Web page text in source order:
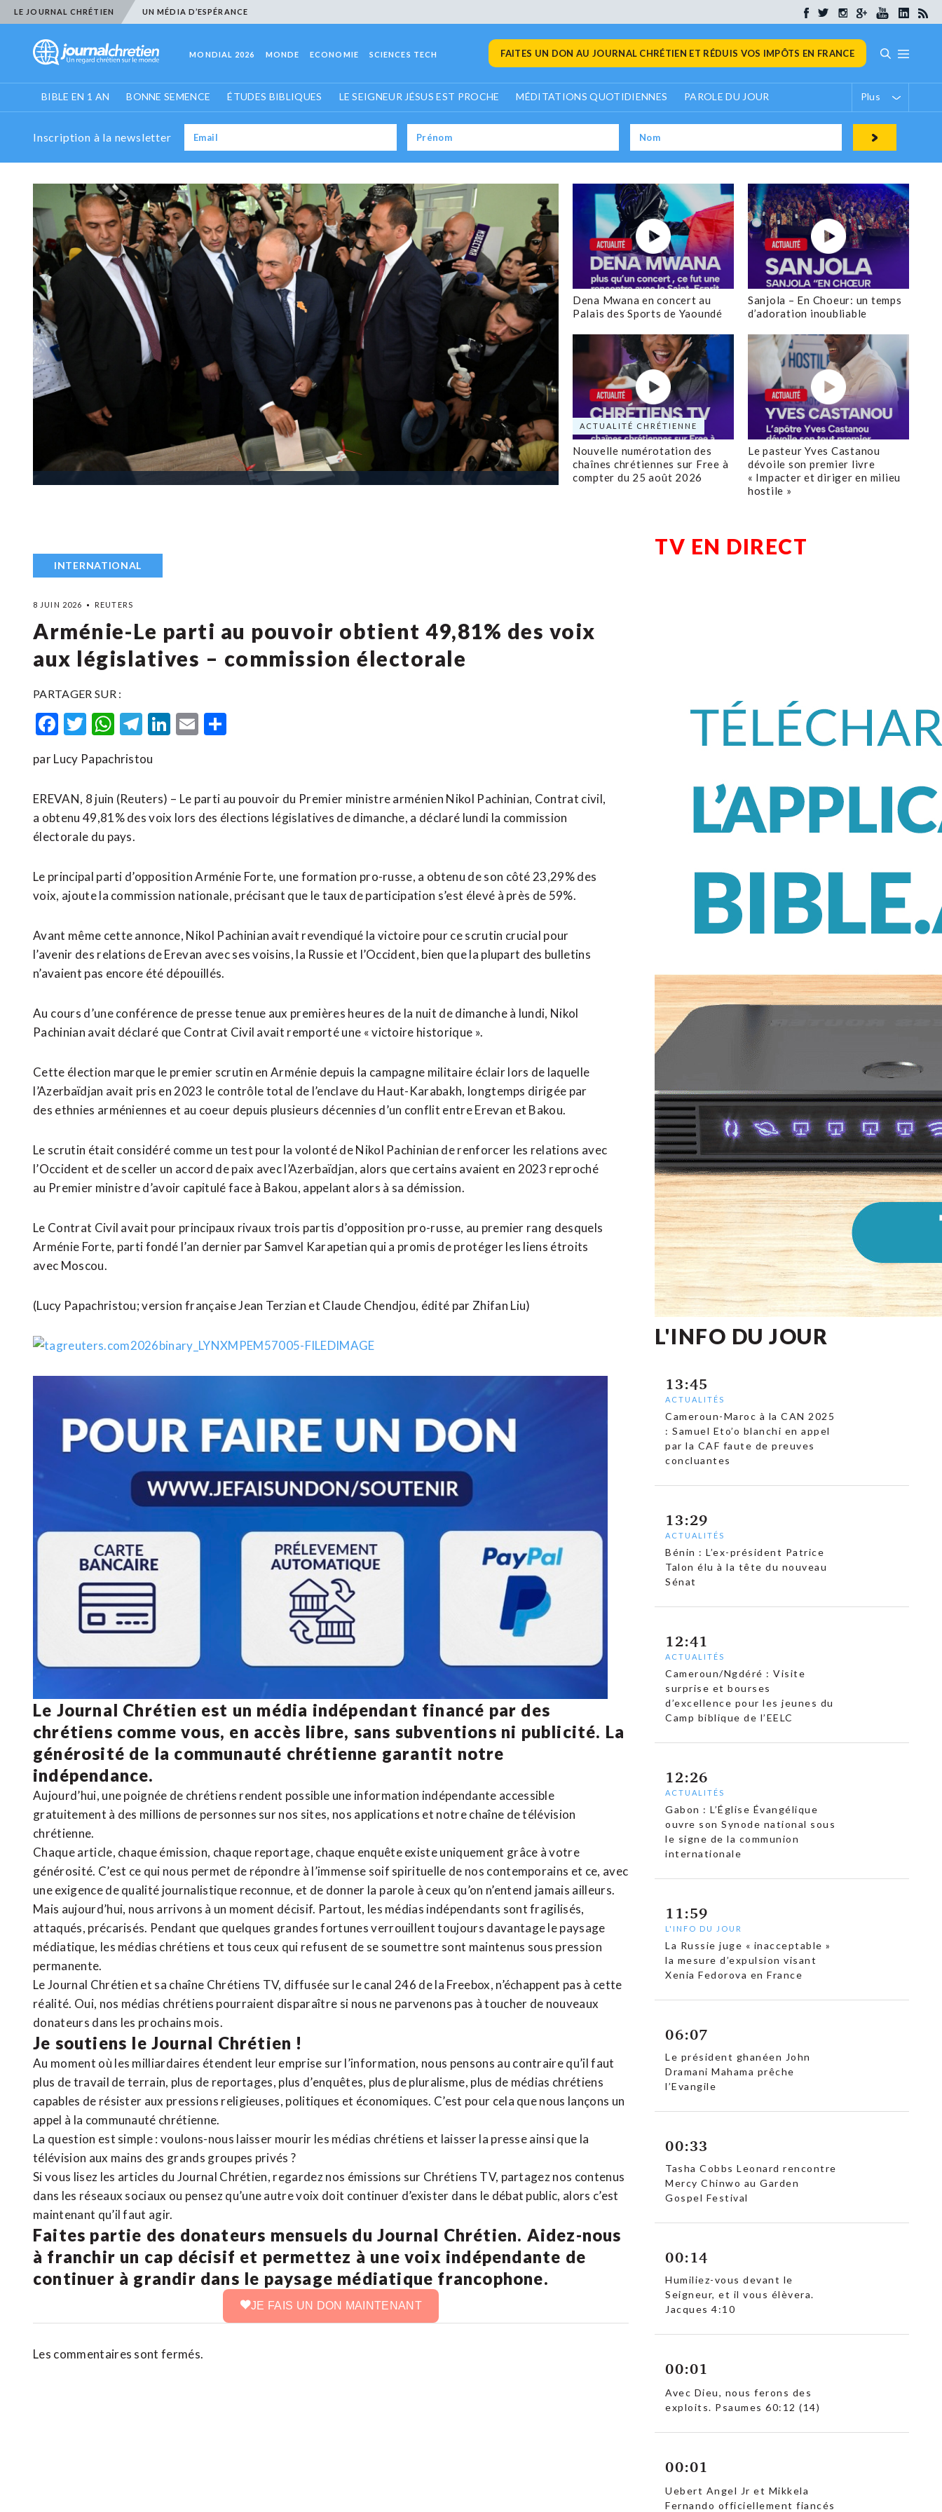
LE JOURNAL CHRÉTIEN UN MÉDIA D’ESPÉRANCE
MONDIAL 2026 MONDE ECONOMIE SCIENCES TECH FAITES UN DON AU JOURNAL CHRÉTIEN ET RÉDUIS VOS IMPÔTS EN FRANCE
BIBLE EN 1 AN BONNE SEMENCE ÉTUDES BIBLIQUES LE SEIGNEUR JÉSUS EST PROCHE MÉDITATIONS QUOTIDIENNES PAROLE DU JOUR Plus
Inscription à la newsletter
Dena Mwana en concert au
Palais des Sports de Yaoundé
Sanjola – En Choeur: un temps
d’adoration inoubliable
ACTUALITÉ CHRÉTIENNE
Nouvelle numérotation des
chaînes chrétiennes sur Free à
compter du 25 août 2026
Le pasteur Yves Castanou
dévoile son premier livre
« Impacter et diriger en milieu
hostile »
INTERNATIONAL
8 JUIN 2026 REUTERS
Arménie-Le parti au pouvoir obtient 49,81% des voix
aux législatives – commission électorale
PARTAGER SUR :
Facebook
Twitter
WhatsApp
Telegram
LinkedIn
Email
par Lucy Papachristou
EREVAN, 8 juin (Reuters) – Le parti au pouvoir du Premier ministre arménien Nikol Pachinian, Contrat civil,
a obtenu 49,81% des voix lors des élections législatives de dimanche, a déclaré lundi la ​commission
‌électorale du pays.
Le principal parti d’opposition ​Arménie Forte, ⁠une formation pro-russe, a obtenu de son côté ‌23,29% des
‌voix, ajoute la commission nationale, précisant que le taux de participation s’est élevé à près de 59%.
Avant même cette annonce, ​Nikol Pachinian avait revendiqué la victoire pour ce scrutin crucial pour
l’avenir des relations de Erevan avec ses voisins, la Russie et l’Occident, bien que la plupart des bulletins
n’avaient pas encore été dépouillés.
Au ⁠cours d’une conférence de presse tenue aux premières heures de ⁠la nuit de dimanche à lundi, Nikol
Pachinian avait déclaré que Contrat Civil avait remporté une « victoire historique ».
Cette élection marque le premier scrutin en Arménie depuis la campagne militaire éclair lors de laquelle
⁠l’Azerbaïdjan ‌avait pris en 2023 le contrôle total de l’enclave ⁠du Haut-Karabakh, longtemps dirigée par
des ethnies ​arméniennes et ​au coeur depuis plusieurs décennies d’un conflit entre Erevan et Bakou.
Le ​scrutin était considéré comme un test pour la volonté de Nikol Pachinian de renforcer ‌les relations avec
​l’Occident et de sceller un accord de paix avec l’Azerbaïdjan, alors ​que certains avaient en 2023 reproché
au Premier ministre d’avoir capitulé face à Bakou, appelant alors à sa démission.
Le Contrat Civil avait pour principaux rivaux trois partis d’opposition pro-russe, au premier rang desquels
Arménie Forte, parti fondé ⁠l’an dernier par Samvel Karapetian qui a promis de protéger les liens étroits
avec Moscou.
(Lucy Papachristou; ​version française Jean Terzian et Claude Chendjou, ​édité par Zhifan Liu)
Le Journal Chrétien est un média indépendant financé par des
chrétiens comme vous, en accès libre, sans subventions ni publicité. La
générosité de la communauté chrétienne garantit notre
indépendance.
Aujourd’hui, une poignée de chrétiens rendent possible une information indépendante accessible
gratuitement à des millions de personnes sur nos sites, nos applications et notrechaîne de télévision
chrétienne.
Chaque article, chaque émission, chaque reportage, chaque enquête existe uniquement grâce à votre
générosité. C’est ce qui nous permet de répondre à l’immense soif spirituelle de nos contemporains et ce, avec
une exigence de qualité journalistique reconnue, et de donner la parole à ceux qu’on n’entend jamais ailleurs.
Mais aujourd’hui, nous arrivons à un moment décisif. Partout, les médias indépendants sont fragilisés,
attaqués, précarisés. Pendant que quelques grandes fortunes verrouillent toujours davantage le paysage
médiatique, les médias chrétiens et tous ceux qui refusent de se soumettre sont maintenus sous pression
permanente.
Le Journal Chrétien et sa chaîne Chrétiens TV, diffusée sur le canal 246 de la Freebox, n’échappent pas à cette
réalité. Oui, nos médias chrétiens pourraient disparaître si nous ne parvenons pas à toucher de nouveaux
donateurs dans les prochains mois.
Je soutiens le Journal Chrétien !
Au moment où les milliardaires étendent leur emprise sur l’information, nous pensons au contraire qu’il faut
plus de travail de terrain, plus de reportages, plus d’enquêtes, plus de pluralisme, plus de médias chrétiens
capables de résister aux pressions religieuses, politiques et économiques. C’est pour cela que nous lançons un
appel à la communauté chrétienne.
La question est simple : voulons-nous laisser mourir les médias chrétiens et laisser la presse ainsi que la
télévision aux mains des grands groupes privés ?
Si vous lisez les articles du Journal Chrétien, regardez nos émissions sur Chrétiens TV, partagez nos contenus
dans les réseaux sociaux ou pensez qu’une autre voix doit continuer d’exister dans le débat public, alors c’est
maintenant qu’il faut agir.
Faites partie des donateurs mensuels du Journal Chrétien. Aidez-nous
à franchir un cap décisif et permettez à une voix indépendante de
continuer à grandir dans le paysage médiatique francophone.
JE FAIS UN DON MAINTENANT
Les commentaires sont fermés.
TV EN DIRECT
L'INFO DU JOUR
13:45
ACTUALITÉS
Cameroun-Maroc à la CAN 2025
: Samuel Eto’o blanchi en appel
par la CAF faute de preuves
concluantes
13:29
ACTUALITÉS
Bénin : L’ex-président Patrice
Talon élu à la tête du nouveau
Sénat
12:41
ACTUALITÉS
Cameroun/Ngdéré : Visite
surprise et bourses
d’excellence pour les jeunes du
Camp biblique de l’EELC
12:26
ACTUALITÉS
Gabon : L’Église Évangélique
ouvre son Synode national sous
le signe de la communion
internationale
11:59
L'INFO DU JOUR
La Russie juge « inacceptable »
la mesure d’expulsion visant
Xenia Fedorova en France
06:07
Le président ghanéen John
Dramani Mahama prêche
l’Evangile
00:33
Tasha Cobbs Leonard rencontre
Mercy Chinwo au Garden
Gospel Festival
00:14
Humiliez-vous devant le
Seigneur, et il vous élèvera.
Jacques 4:10
00:01
Avec Dieu, nous ferons des
exploits. Psaumes 60:12 (14)
00:01
Uebert Angel Jr et Mikkela
Fernando officiellement fiancés